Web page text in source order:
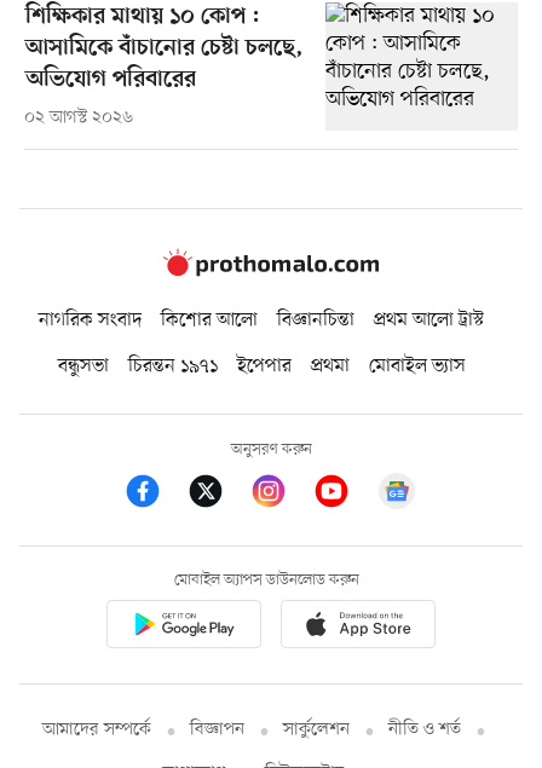
শিক্ষিকার মাথায় ১০ কোপ :
আসামিকে বাঁচানোর চেষ্টা চলছে,
অভিযোগ পরিবারের
০২ আগস্ট ২০২৬
নাগরিক সংবাদ কিশোর আলো বিজ্ঞানচিন্তা
প্রথম আলো ট্রাস্ট
বন্ধুসভা
চিরন্তন ১৯৭১ ইপেপার প্রথমা মোবাইল ভ্যাস
অনুসরণ করুন
মোবাইল অ্যাপস ডাউনলোড করুন
আমাদের সম্পর্কে বিজ্ঞাপন সার্কুলেশন
নীতি ও শর্ত